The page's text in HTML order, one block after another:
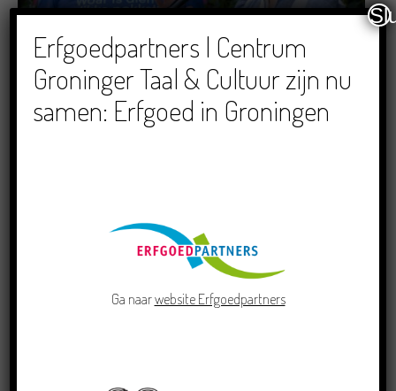
Dichters in de Prinsentuin: Verslag Zomor Wat
Ommaans
29/06/2026
Crowdfunding voor bijzonder kinderboek met
Groningse liedjes en verhalen
Erfgoedpartners | Centrum
Groninger Taal & Cultuur zijn nu
samen: Erfgoed in Groningen
Ga naarwebsite Erfgoedpartners